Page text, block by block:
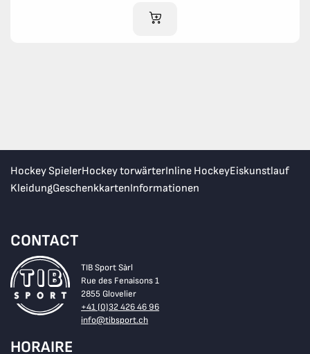
IM WARENKORB
Hockey SpielerHockey torwärterInline HockeyEiskunstlauf
KleidungGeschenkkartenInformationen
CONTACT
TIB Sport Sàrl
Rue des Fenaisons 1
2855 Glovelier
+41 (0)32 426 46 96
info@tibsport.ch
HORAIRE